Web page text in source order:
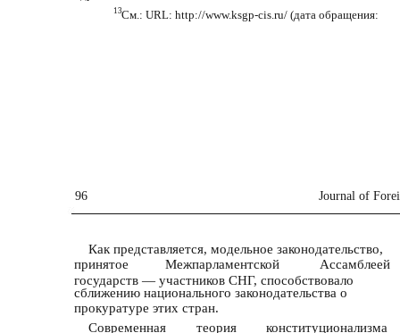
13См.: URL: http://www.ksgp-cis.ru/ (дата обращения:
96 Journal of
Как представляется, модельное законодательство,
принятое
Межпарламентской
Ассамблеей
государств — участников СНГ, способствовало
сближению национального законодательства о
прокуратуре этих стран.
Современная
теория
конституционализма